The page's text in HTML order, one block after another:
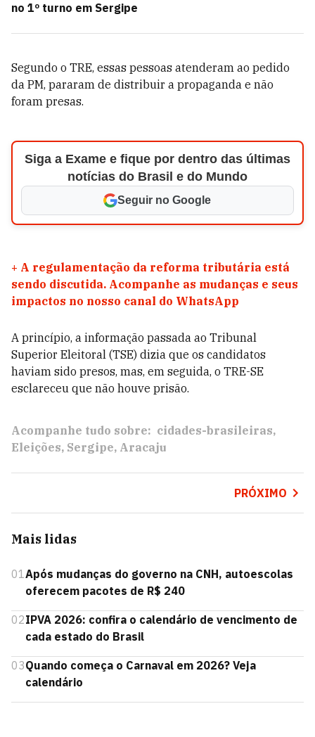
no 1º turno em Sergipe
Segundo o TRE, essas pessoas atenderam ao pedido
da PM, pararam de distribuir a propaganda e não
foram presas.
Siga a Exame e fique por dentro das últimas
notícias do Brasil e do Mundo
Seguir no Google
+ A regulamentação da reforma tributária está
sendo discutida. Acompanhe as mudanças e seus
impactos no nosso canal do WhatsApp
A princípio, a informação passada ao Tribunal
Superior Eleitoral (TSE) dizia que os candidatos
haviam sido presos, mas, em seguida, o TRE-SE
esclareceu que não houve prisão.
Acompanhe tudo sobre: cidades-brasileiras
Eleições Sergipe Aracaju
PRÓXIMO
Mais lidas
01Após mudanças do governo na CNH, autoescolas
oferecem pacotes de R$ 240
02IPVA 2026: confira o calendário de vencimento de
cada estado do Brasil
03Quando começa o Carnaval em 2026? Veja
calendário